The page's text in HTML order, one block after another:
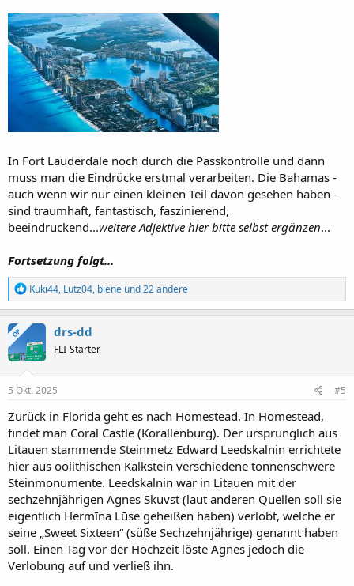
In Fort Lauderdale noch durch die Passkontrolle und dann
muss man die Eindrücke erstmal verarbeiten. Die Bahamas -
auch wenn wir nur einen kleinen Teil davon gesehen haben -
sind traumhaft, fantastisch, faszinierend,
beeindruckend...weitere Adjektive hier bitte selbst ergänzen...
Fortsetzung folgt...
R
e
a
k
i
o
n
e
:
Kuki44, Lutz04, biene und 22 andere
OP drs-dd
FLI-Starter
5 Okt. 2025 #5
Zurück in Florida geht es nach Homestead. In Homestead,
findet man Coral Castle (Korallenburg). Der ursprünglich aus
Litauen stammende Steinmetz Edward Leedskalnin errichtete
hier aus oolithischen Kalkstein verschiedene tonnenschwere
Steinmonumente. Leedskalnin war in Litauen mit der
sechzehnjährigen Agnes Skuvst (laut anderen Quellen soll sie
eigentlich Hermīna Lūse geheißen haben) verlobt, welche er
seine „Sweet Sixteen“ (süße Sechzehnjährige) genannt haben
soll. Einen Tag vor der Hochzeit löste Agnes jedoch die
Verlobung auf und verließ ihn.